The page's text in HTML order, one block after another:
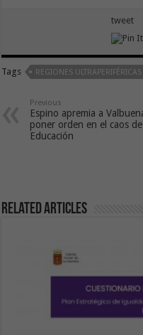
tweet
Tags REGIONES ULTRAPERIFÉRICAS
Previous
Espino apremia a
poner orden en el caos de
Educación
Related Articles